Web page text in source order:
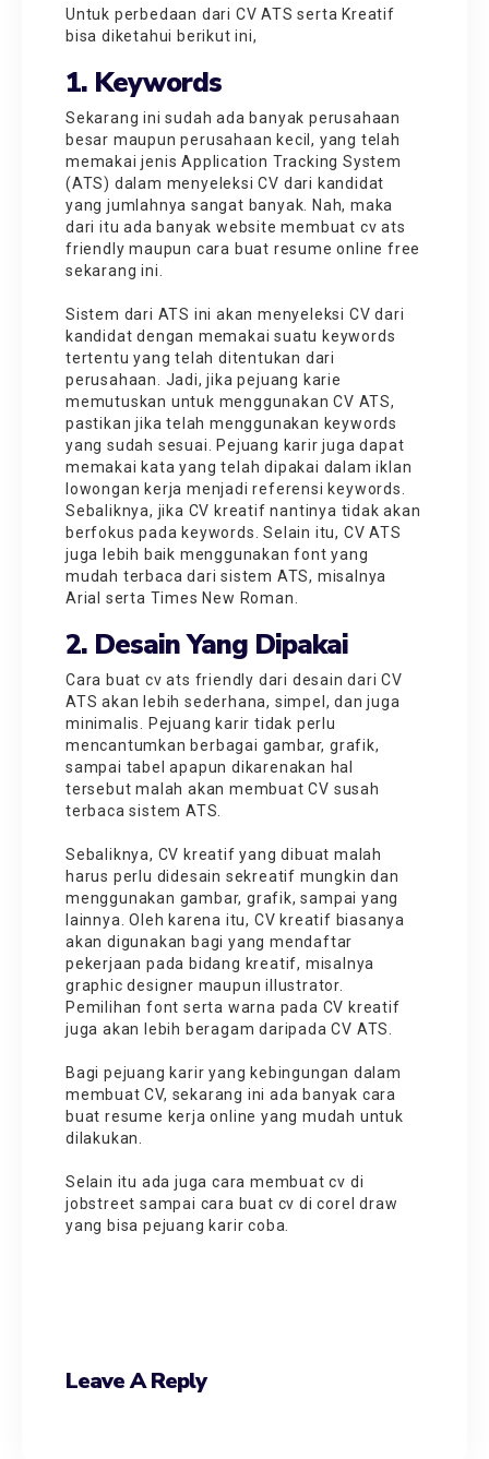
Untuk perbedaan dari CV ATS serta Kreatif
bisa diketahui berikut ini,
1. Keywords
Sekarang ini sudah ada banyak perusahaan
besar maupun perusahaan kecil, yang telah
memakai jenis Application Tracking System
(ATS) dalam menyeleksi CV dari kandidat
yang jumlahnya sangat banyak. Nah, maka
dari itu ada banyakwebsite membuat cv ats
friendly maupun cara buat resume online free
sekarang ini.
Sistem dari ATS ini akan menyeleksi CV dari
kandidat dengan memakai suatu keywords
tertentu yang telah ditentukan dari
perusahaan. Jadi, jika pejuang karie
memutuskan untuk menggunakan CV ATS,
pastikan jika telah menggunakan keywords
yang sudah sesuai. Pejuang karir juga dapat
memakai kata yang telah dipakai dalam iklan
lowongan kerja menjadi referensi keywords.
Sebaliknya, jika CV kreatif nantinya tidak akan
berfokus pada keywords. Selain itu, CV ATS
juga lebih baik menggunakan font yang
mudah terbaca dari sistem ATS, misalnya
Arial serta Times New Roman.
2. Desain Yang Dipakai
Cara buat cv ats friendly dari desain dari CV
ATS akan lebih sederhana, simpel, dan juga
minimalis. Pejuang karir tidak perlu
mencantumkan berbagai gambar, grafik,
sampai tabel apapun dikarenakan hal
tersebut malah akan membuat CV susah
terbaca sistem ATS.
Sebaliknya, CV kreatif yang dibuat malah
harus perlu didesain sekreatif mungkin dan
menggunakan gambar, grafik, sampai yang
lainnya. Oleh karena itu, CV kreatif biasanya
akan digunakan bagi yang mendaftar
pekerjaan pada bidang kreatif, misalnya
graphic designer maupun illustrator.
Pemilihan font serta warna pada CV kreatif
juga akan lebih beragam daripada CV ATS.
Bagi pejuang karir yang kebingungan dalam
membuat CV, sekarang ini ada banyak cara
buat resume kerja online yang mudah untuk
dilakukan.
Selain itu ada jugacara membuat cv di
jobstreet sampai cara buat cv di corel draw
yang bisa pejuang karir coba.
Leave A Reply